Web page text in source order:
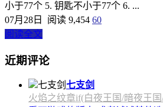
小于77个 5. 钥匙不小于77个 6. ...
07月28日
阅读 9,454 60
阅读全文
近期评论
七支剑
火焰之纹章if(白夜王国/暗夜王国